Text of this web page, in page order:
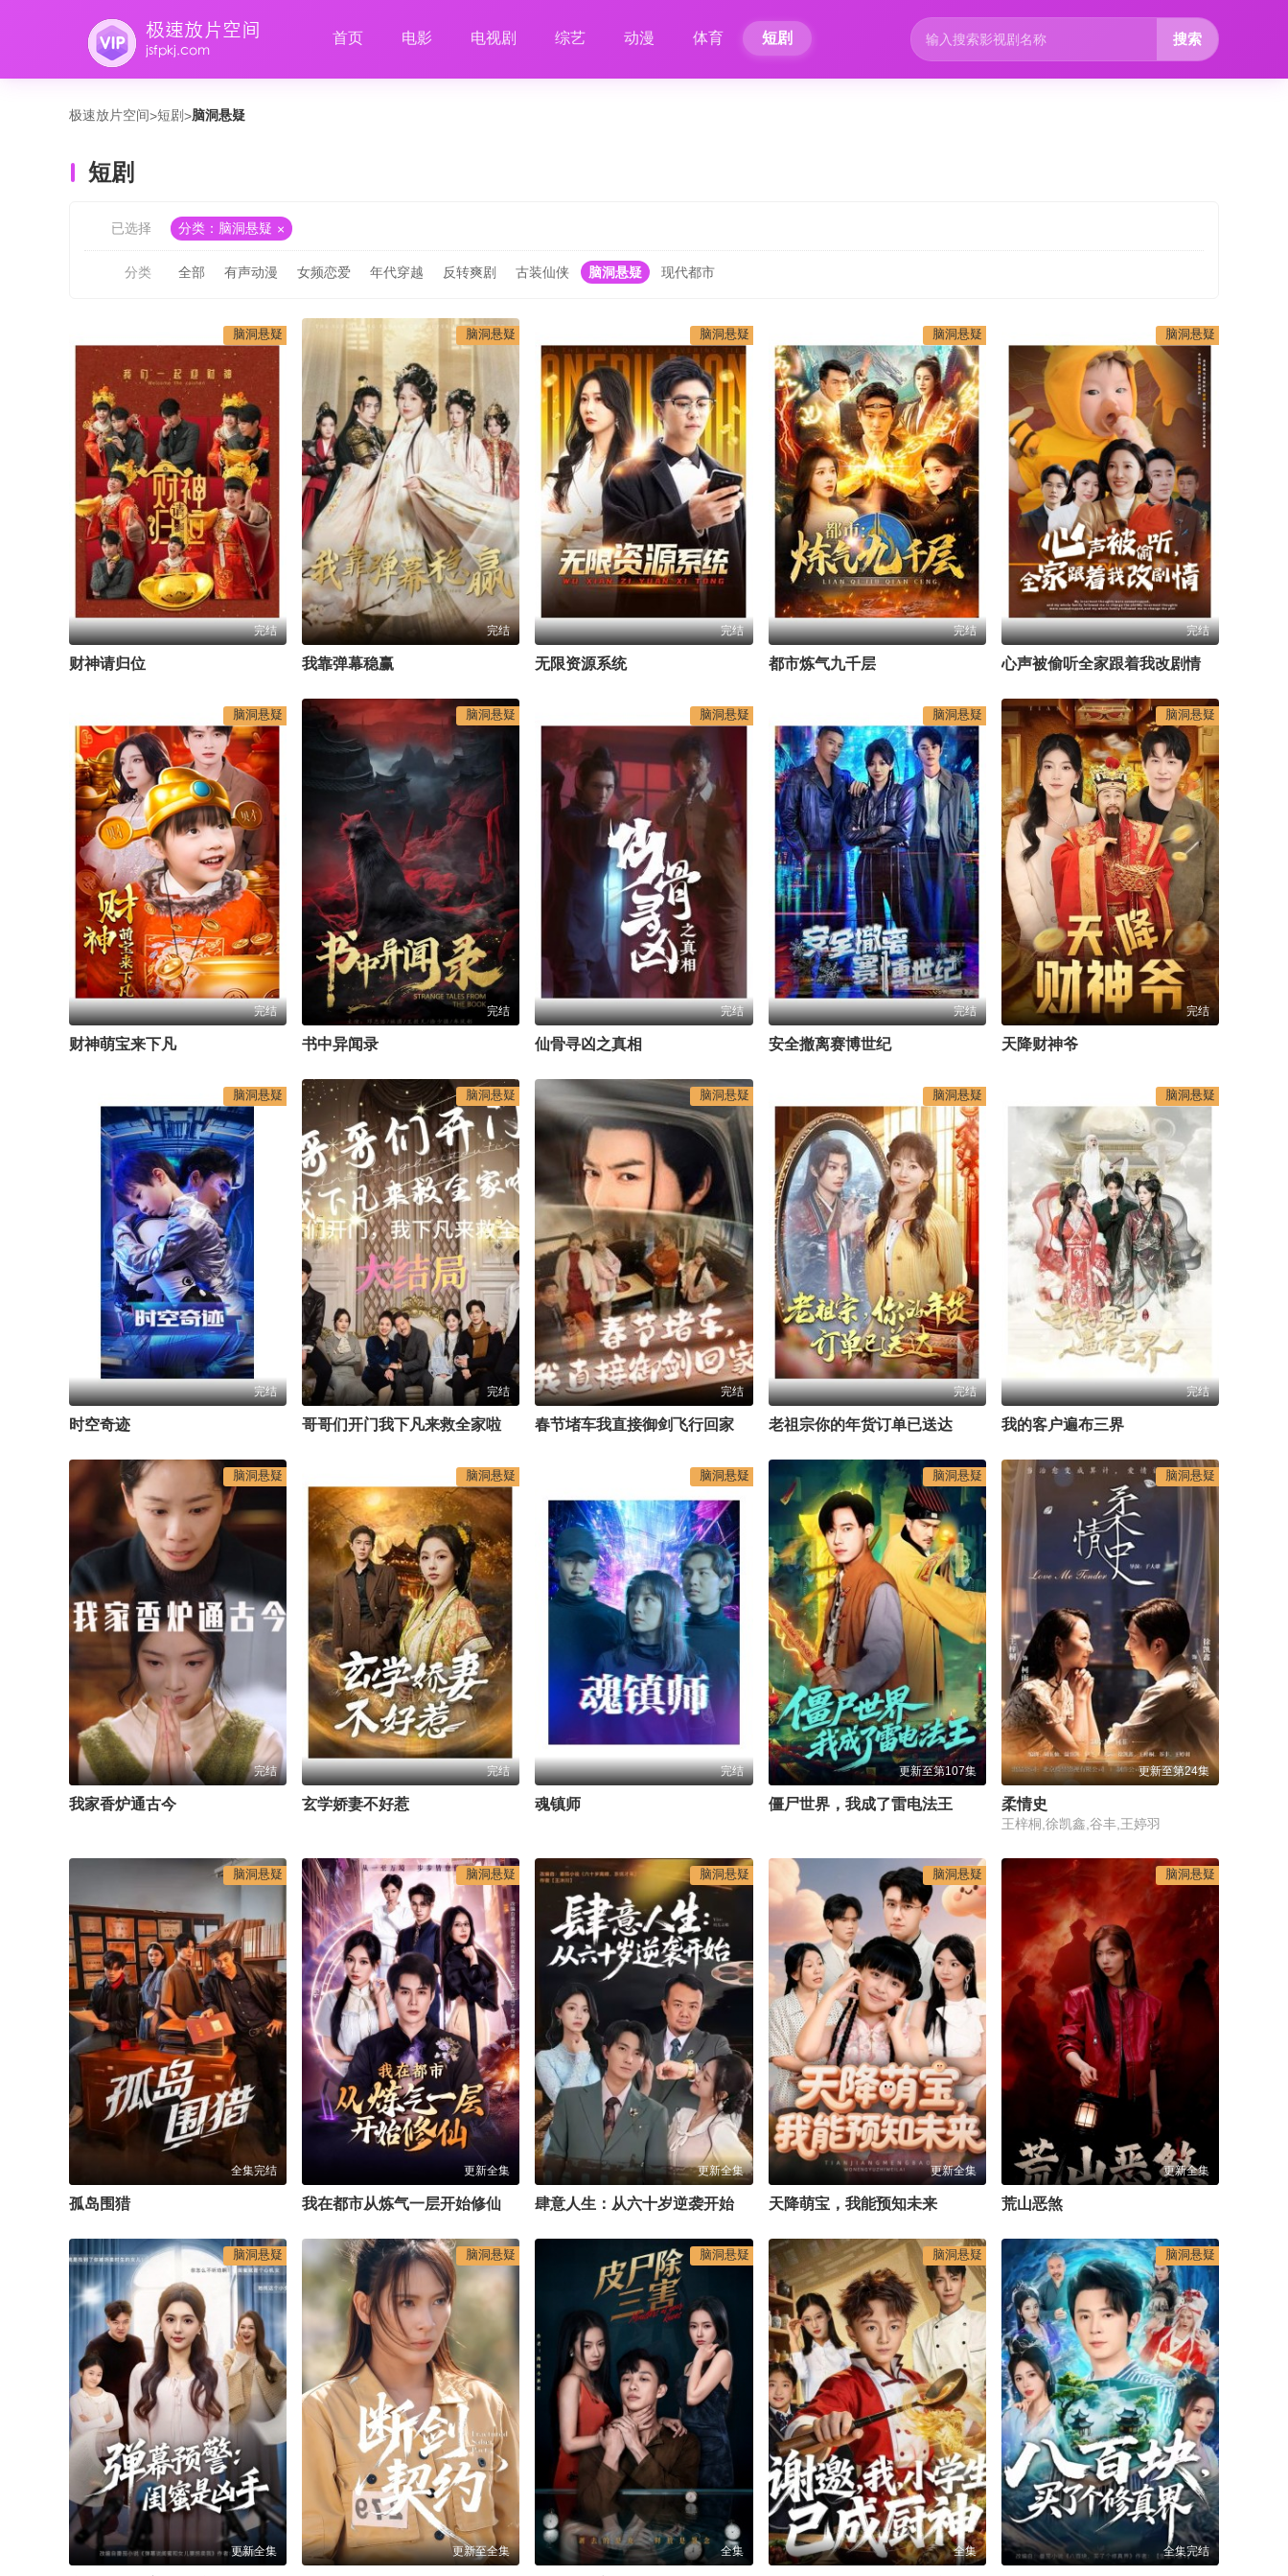
首页 电影 电视剧 综艺 动漫 体育 短剧 搜索
极速放片空间>短剧>脑洞悬疑
短剧
已选择 分类：脑洞悬疑
分类 全部 有声动漫 女频恋爱 年代穿越 反转爽剧 古装仙侠 脑洞悬疑 现代都市
脑洞悬疑
完结
财神请归位
脑洞悬疑
完结
我靠弹幕稳赢
脑洞悬疑
完结
无限资源系统
脑洞悬疑
完结
都市炼气九千层
脑洞悬疑
完结
心声被偷听全家跟着我改剧情
脑洞悬疑
完结
财神萌宝来下凡
脑洞悬疑
完结
书中异闻录
脑洞悬疑
完结
仙骨寻凶之真相
脑洞悬疑
完结
安全撤离赛博世纪
脑洞悬疑
完结
天降财神爷
脑洞悬疑
完结
时空奇迹
脑洞悬疑
完结
哥哥们开门我下凡来救全家啦
脑洞悬疑
完结
春节堵车我直接御剑飞行回家
脑洞悬疑
完结
老祖宗你的年货订单已送达
脑洞悬疑
完结
我的客户遍布三界
脑洞悬疑
完结
我家香炉通古今
脑洞悬疑
完结
玄学娇妻不好惹
脑洞悬疑
完结
魂镇师
脑洞悬疑
更新至第107集
僵尸世界，我成了雷电法王
脑洞悬疑
更新至第24集
柔情史
王梓桐,徐凯鑫,谷丰,王婷羽
脑洞悬疑
全集完结
孤岛围猎
脑洞悬疑
更新全集
我在都市从炼气一层开始修仙
脑洞悬疑
更新全集
肆意人生：从六十岁逆袭开始
脑洞悬疑
更新全集
天降萌宝，我能预知未来
脑洞悬疑
更新全集
荒山恶煞
脑洞悬疑
更新全集
脑洞悬疑
更新至全集
脑洞悬疑
全集
脑洞悬疑
全集
脑洞悬疑
全集完结